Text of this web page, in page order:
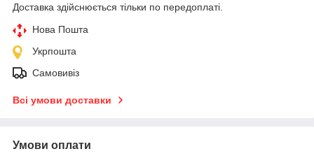
Доставка здійснюється тільки по передоплаті.
Нова Пошта
Укрпошта
Самовивіз
Всі умови доставки
Умови оплати